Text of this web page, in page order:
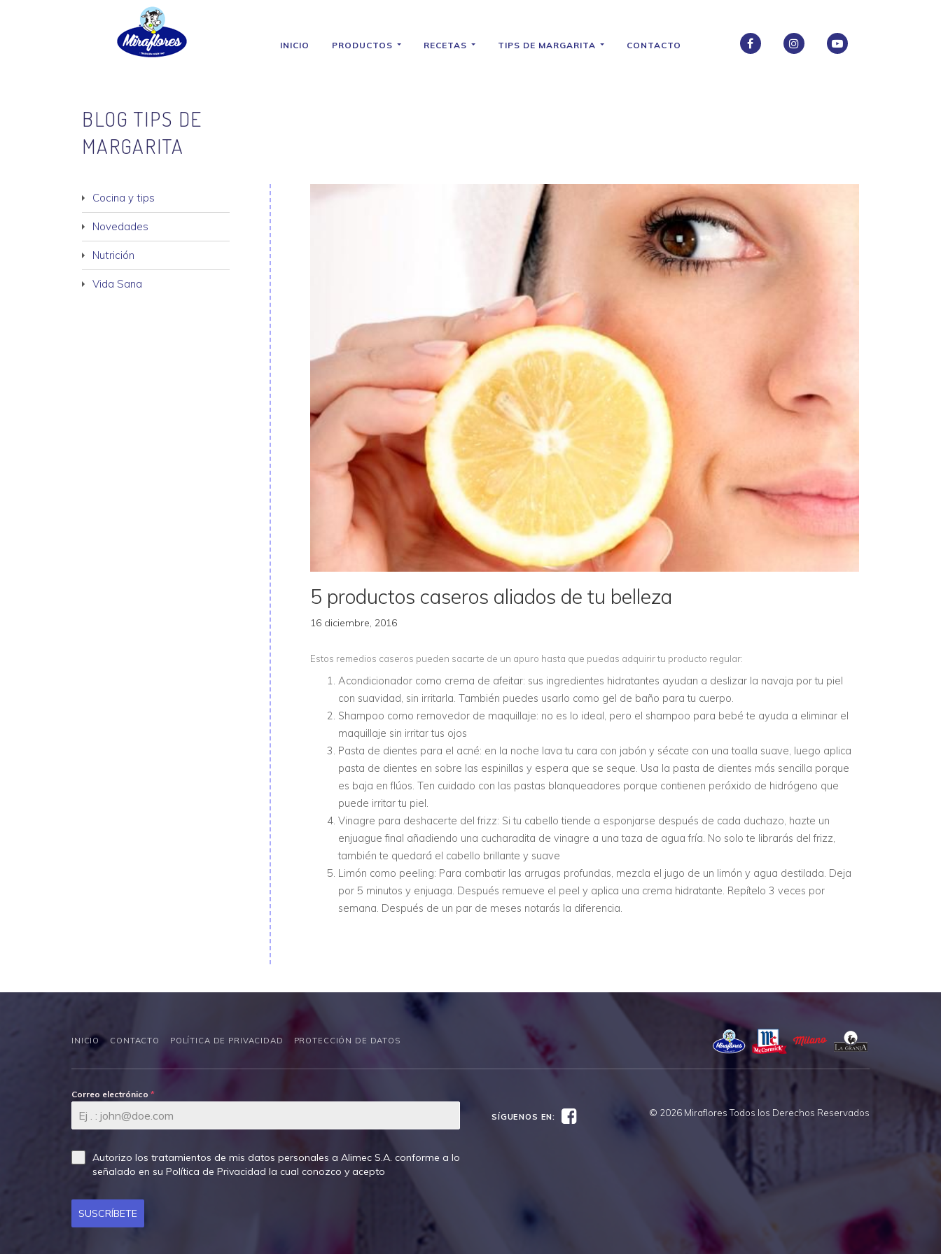
INICIO PRODUCTOS RECETAS TIPS DE MARGARITA
CONTACTO
FACEBOOKINSTAGRAMINSTAGRAM
BLOG TIPS DE
MARGARITA
Cocina y tips
Novedades
Nutrición
Vida Sana
5 productos caseros aliados de tu belleza
16 diciembre, 2016
Estos remedios caseros pueden sacarte de un apuro hasta que puedas adquirir tu producto regular:
Acondicionador como crema de afeitar: sus ingredientes hidratantes ayudan a deslizar la navaja por tu piel
con suavidad, sin irritarla. También puedes usarlo como gel de baño para tu cuerpo.
Shampoo como removedor de maquillaje: no es lo ideal, pero el shampoo para bebé te ayuda a eliminar el
maquillaje sin irritar tus ojos
Pasta de dientes para el acné: en la noche lava tu cara con jabón y sécate con una toalla suave, luego aplica
pasta de dientes en sobre las espinillas y espera que se seque. Usa la pasta de dientes más sencilla porque
es baja en flúos. Ten cuidado con las pastas blanqueadores porque contienen peróxido de hidrógeno que
puede irritar tu piel.
Vinagre para deshacerte del frizz: Si tu cabello tiende a esponjarse después de cada duchazo, hazte un
enjuague final añadiendo una cucharadita de vinagre a una taza de agua fría. No solo te librarás del frizz,
también te quedará el cabello brillante y suave
Limón como peeling: Para combatir las arrugas profundas, mezcla el jugo de un limón y agua destilada. Deja
por 5 minutos y enjuaga. Después remueve el peel y aplica una crema hidratante. Repítelo 3 veces por
semana. Después de un par de meses notarás la diferencia.
INICIO CONTACTO POLÍTICA DE PRIVACIDAD PROTECCIÓN DE DATOS
Correo electrónico *
Autorizo los tratamientos de mis datos personales a Alimec S.A. conforme a lo
señalado en su Política de Privacidad la cual conozco y acepto
SUSCRÍBETE
SÍGUENOS EN: Facebook © 2026 Miraflores Todos los Derechos Reservados